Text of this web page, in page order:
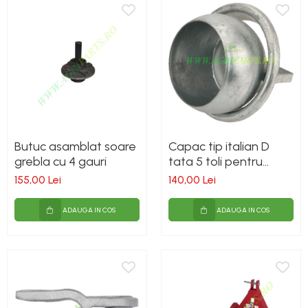
Butuc asamblat soare
grebla cu 4 gauri
155,00 Lei
ADAUGA IN COS
Capac tip italian D
tata 5 toli pentru
vidanja
140,00 Lei
ADAUGA IN COS